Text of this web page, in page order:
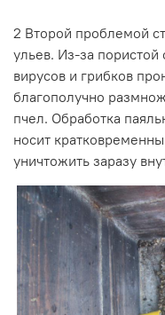
2 Второй проблемой
ульев. Из-за пористой
вирусов и грибков
благополучно
пчел. Обработка
носит
уничтожить заразу